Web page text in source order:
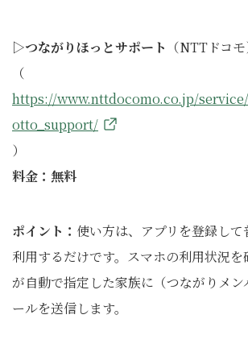
▷つながりほっとサポート （NTTドコモ
（
https://www.nttdocomo.co.jp/
otto_support/
）
料金：無料
ポイント： 使い方は、アプリを登録し
利用するだけです。スマホの利用状況を
が自動で指定した家族に（つながりメン
ールを送信します。